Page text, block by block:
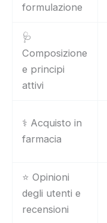
formulazione
🩺
Composizione
e principi
attivi
⚕️ Acquisto in
farmacia
⭐ Opinioni
degli utenti e
recensioni